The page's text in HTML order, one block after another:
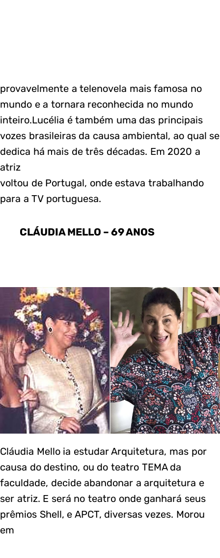
provavelmente a telenovela mais famosa no
mundo e a tornara reconhecida no mundo
inteiro.Lucélia é também uma das principais
vozes brasileiras da causa ambiental, ao qual se
dedica há mais de três décadas. Em 2020 a
atriz
voltou de Portugal, onde estava trabalhando
para a TV portuguesa.
CLÁUDIA MELLO – 69 ANOS
Cláudia Mello ia estudar Arquitetura, mas por
causa do destino, ou do teatro TEMA da
faculdade, decide abandonar a arquitetura e
ser atriz. E será no teatro onde ganhará seus
prêmios Shell, e APCT, diversas vezes. Morou
em